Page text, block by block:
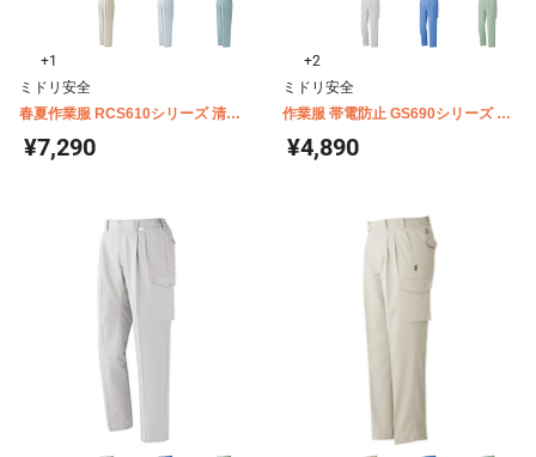
+1
ミドリ安全
春夏作業服 RCS610シリーズ 清涼
男女ペアカーゴスラックス
¥7,290
+2
ミドリ安全
作業服 帯電防止 GS690シリーズ カ
ーゴスラックス（春夏用）
¥4,890